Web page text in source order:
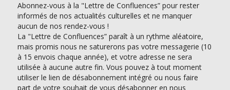
Abonnez-vous à la "Lettre de Confluences” pour rester
informés de nos actualités culturelles et ne manquer
aucun de nos rendez-vous !
La "Lettre de Confluences” paraît à un rythme aléatoire,
mais promis nous ne saturerons pas votre messagerie (10
à 15 envois chaque année), et votre adresse ne sera
utilisée à aucune autre fin. Vous pouvez à tout moment
utiliser le lien de désabonnement intégré ou nous faire
part de votre souhait de vous désabonner en nous